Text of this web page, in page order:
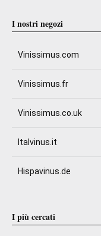
I nostri negozi
Vinissimus.com
Vinissimus.fr
Vinissimus.co.uk
Italvinus.it
Hispavinus.de
I più cercati